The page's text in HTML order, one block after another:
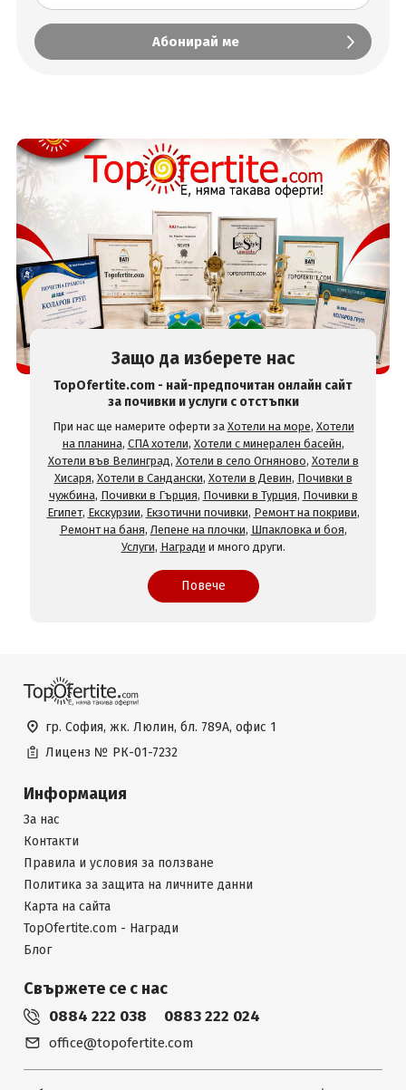
Защо да изберете нас
TopOfertite.com - най-предпочитан онлайн сайт
за почивки и услуги с отстъпки
При нас ще намерите оферти за Хотели на море, Хотели
на планина, СПА хотели, Хотели с минерален басейн,
Хотели във Велинград, Хотели в село Огняново, Хотели в
Хисаря, Хотели в Сандански, Хотели в Девин, Почивки в
чужбина, Почивки в Гърция, Почивки в Турция, Почивки в
Египет, Екскурзии, Екзотични почивки, Ремонт на покриви,
Ремонт на баня, Лепене на плочки, Шпакловка и боя,
Услуги, Награди и много други.
Повече
гр. София, жк. Люлин, бл. 789А, офис 1
Лиценз № РК-01-7232
Информация
За нас
Контакти
Правила и условия за ползване
Политика за защита на личните данни
Карта на сайта
TopOfertite.com - Награди
Блог
Свържете се с нас
0884 222 038 0883 222 024
office@topofertite.com